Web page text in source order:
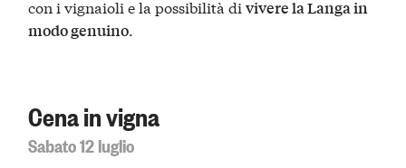
con i vignaioli e la possibilità divivere la Langa in
modo genuino.
Cena in vigna
Sabato 12 luglio